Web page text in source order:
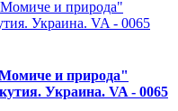
и природа"
Украина. VA - 0065